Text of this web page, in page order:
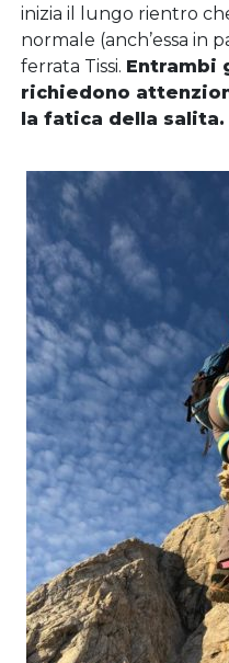
inizia il lungo rientro
normale (anch’essa in
ferrata Tissi. Entrambi
richiedono
la fatica della salita.